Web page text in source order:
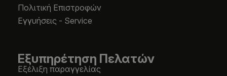
Πολιτική Επιστροφών
Εγγυήσεις - Service
Εξυπηρέτηση Πελατών
Εξέλιξη παραγγελίας